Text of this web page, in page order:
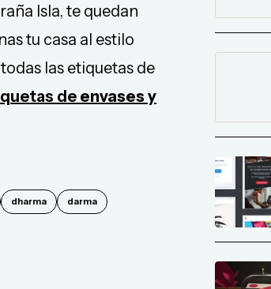
Isla, te quedan
tu casa al estilo
las etiquetas de
de envases y
dharma darma